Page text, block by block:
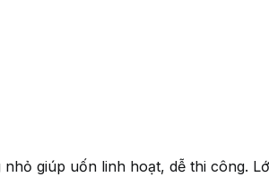
giúp uốn linh hoạt, dễ thi công.